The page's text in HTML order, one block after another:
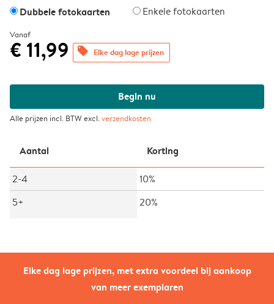
Elke dag lage prijzen, met extra voordeel bij aankoop
van meer exemplaren
Dubbele fotokaarten Enkele fotokaarten
Vanaf
€ 11,99 offers Elke dag lage prijzen
Begin nu
Alle prijzen incl. BTW excl.verzendkosten
Aantal Korting
2-4
10%
5+
20%